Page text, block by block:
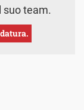
suo team.